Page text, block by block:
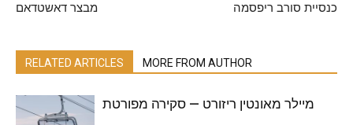
מבצר דאשטדאם כנסיית סורב ריפסמה
RELATED ARTICLES MORE FROM AUTHOR
מיילר מאונטין ריזורט — סקירה מפורטת